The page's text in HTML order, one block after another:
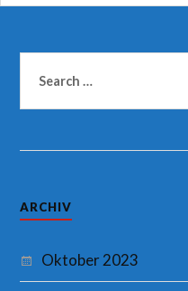
nach:
ARCHIV
Oktober 2023